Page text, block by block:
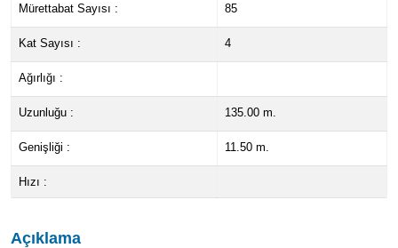
Mürettabat Sayısı : 85
Kat Sayısı : 4
Ağırlığı :
Uzunluğu : 135.00 m.
Genişliği : 11.50 m.
Hızı :
Açıklama